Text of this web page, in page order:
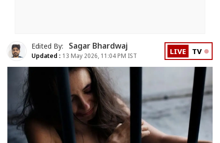
Edited By: Sagar Bhardwaj
Updated : 13 May 2026, 11:04 PM IST LIVE TV